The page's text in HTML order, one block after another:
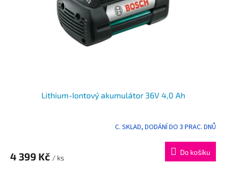
Lithium-Iontový akumulátor 36V 4,0 Ah
je
C. SKLAD, DODÁNÍ DO 3 PRAC. DNŮ
4 399 Kč / ks
Do košíku